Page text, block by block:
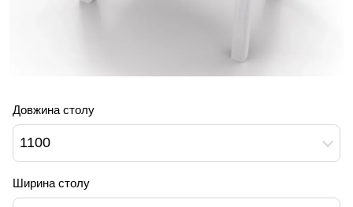
Довжина столу
1100
Ширина столу